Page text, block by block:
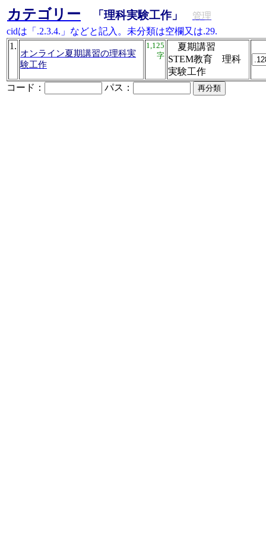
カテゴリー 「理科実験工作」
管理
cidは「.2.3.4.」などと記入。未分類は空欄又は.29.
1.
オンライン夏期講習の理科実
験工作
1,125
字
夏期講習
STEM教育 理科
実験工作
コード：
パス：